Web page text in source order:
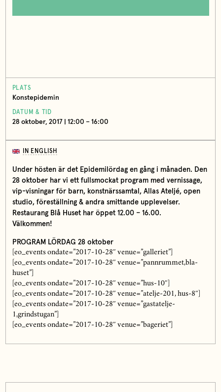
PLATS
Konstepidemin
DATUM & TID
28 oktober, 2017 | 12:00 – 16:00
IN ENGLISH
Under hösten är det Epidemilördag en gång i månaden. Den
28 oktober har vi ett fullsmockat program med vernissage,
vip-visningar för barn, konstnärssamtal, Allas Ateljé, open
studio, föreställning & andra smittande upplevelser.
Restaurang Blå Huset har öppet 12.00 – 16.00.
Välkommen!
PROGRAM LÖRDAG 28 oktober
[eo_events ondate=”2017-10-28″ venue=”galleriet”]
[eo_events ondate=”2017-10-28″ venue=”pannrummet,bla-
huset”]
[eo_events ondate=”2017-10-28″ venue=”hus-10″]
[eo_events ondate=”2017-10-28″ venue=”atelje-201, hus-8″]
[eo_events ondate=”2017-10-28″ venue=”gastatelje-
1,grindstugan”]
[eo_events ondate=”2017-10-28″ venue=”bageriet”]